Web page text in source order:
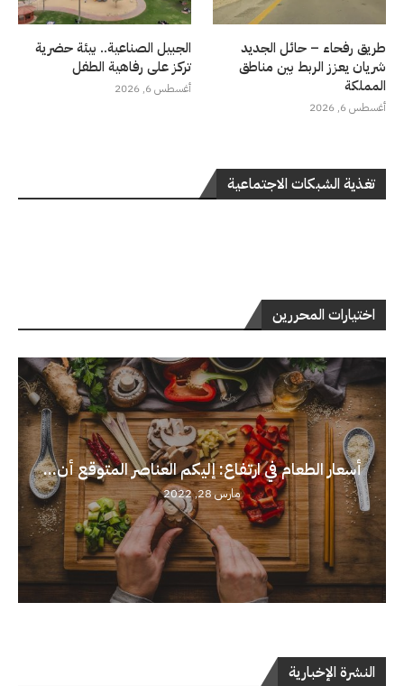
طريق رفحاء – حائل الجديد
شريان يعزز الربط بين مناطق
المملكة
أغسطس 6, 2026
الجبيل الصناعية.. بيئة حضرية
تركز على رفاهية الطفل
أغسطس 6, 2026
تغذية الشبكات الاجتماعية
اختيارات المحررين
أسعار الطعام في ارتفاع: إليكم العناصر المتوقع أن...
مارس 28, 2022
النشرة الإخبارية